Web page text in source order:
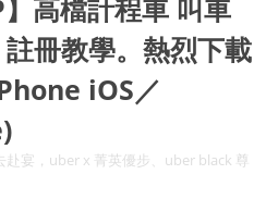
高檔計程車 叫車
冊教學。熱烈下載
iOS／
宴，uber x 菁英優步、uber black 尊